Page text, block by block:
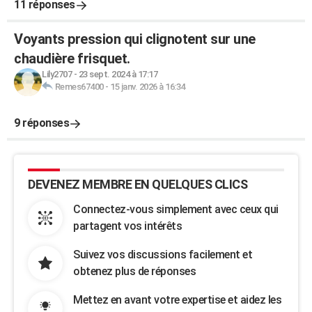
11 réponses
Voyants pression qui clignotent sur une
chaudière frisquet.
Lily2707- 23 sept. 2024 à 17:17
Remes67400- 15 janv. 2026 à 16:34
9 réponses
DEVENEZ MEMBRE EN QUELQUES CLICS
Connectez-vous simplement avec ceux qui
partagent vos intérêts
Suivez vos discussions facilement et
obtenez plus de réponses
Mettez en avant votre expertise et aidez les